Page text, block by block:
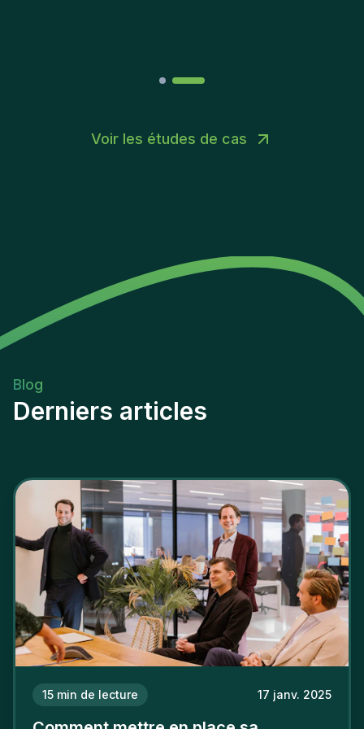
Voir les études de cas
Blog
Derniers articles
15 min de lecture 17 janv. 2025